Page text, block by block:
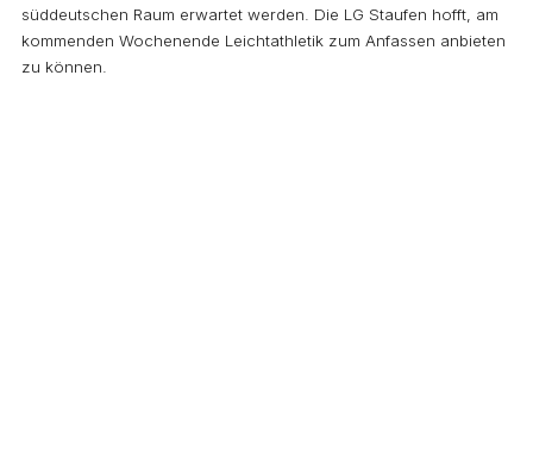
süddeutschen Raum erwartet werden. Die LG Staufen hofft, am
kommenden Wochenende Leichtathletik zum Anfassen anbieten
zu können.